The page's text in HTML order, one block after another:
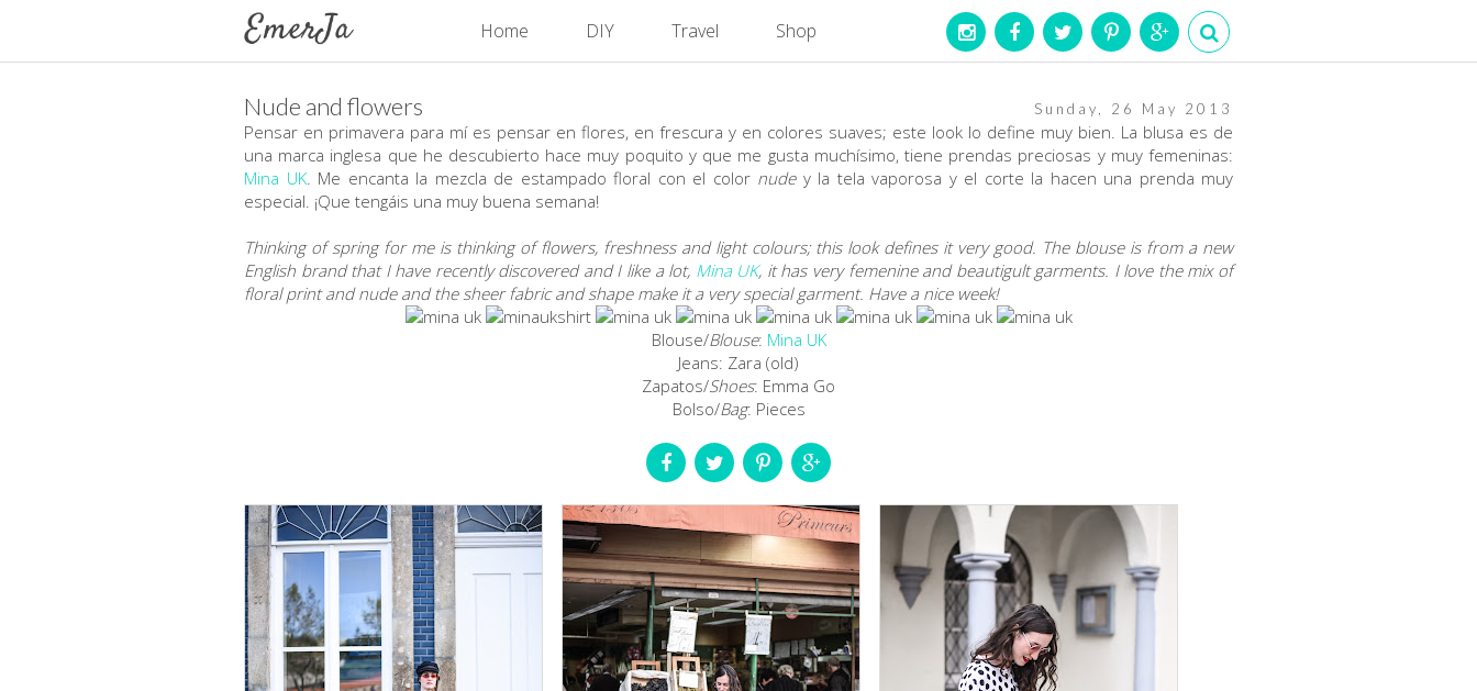
Home DIY Travel Shop
Sunday, 26 May 2013
Nude and flowers
Pensar en primavera para mí es pensar en flores, en frescura y en colores suaves; este look lo define muy bien. La blusa es de
una marca inglesa que he descubierto hace muy poquito y que me gusta muchísimo, tiene prendas preciosas y muy femeninas:
Mina UK. Me encanta la mezcla de estampado floral con el color nudey la tela vaporosa y el corte la hacen una prenda muy
especial. ¡Que tengáis una muy buena semana!
Thinking of spring for me is thinking of flowers, freshness and light colours; this look defines it very good. The blouse is from a new
English brand that I have recently discovered and I like a lot, Mina UK, it has very femenine and beautigult garments. I love the mix of
floral print and nude and the sheer fabric and shape make it a very special garment. Have a nice week!
Blouse/Blouse: Mina UK
Jeans: Zara (old)
Zapatos/Shoes: Emma Go
Bolso/Bag: Pieces